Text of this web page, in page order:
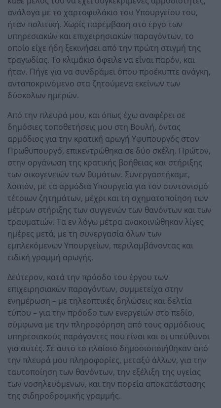
ανάλογα με το χαρτοφυλάκιο του Υπουργείου του,
ήταν πολιτική. Χωρίς παρέμβαση στο έργο των
υπηρεσιακών και επιχειρησιακών παραγόντων, το
οποίο είχε ήδη ξεκινήσει από την πρώτη στιγμή της
τραγωδίας. Το κλιμάκιο όφειλε να είναι παρόν, και
ήταν. Πήγε για να συνδράμει όπου προέκυπτε ανάγκη,
ανταποκρινόμενο στα ζητούμενα εκείνων των
δύσκολων ημερών.
Από την πλευρά μου, και όπως έχω αναφέρει σε
δημόσιες τοποθετήσεις μου στη Βουλή, όντας
αρμόδιος για την κρατική αρωγή Υφυπουργός στον
Πρωθυπουργό, επικεντρώθηκα σε δύο σκέλη. Πρώτον,
στην οργάνωση της κρατικής βοήθειας και στήριξης
των οικογενειών των θυμάτων. Συνεργαστήκαμε,
λοιπόν, με τα αρμόδια Υπουργεία για τον συντονισμό
τέτοιων ζητημάτων, μέχρι και τη σχηματοποίηση των
μέτρων στήριξης των συγγενών των θανόντων και των
τραυματιών. Τα εν λόγω μέτρα ανακοινώθηκαν λίγες
ημέρες μετά, με τη συνεργασία όλων των
εμπλεκόμενων Υπουργείων, περιλαμβάνοντας και
ειδική γραμμή αρωγής.
Δεύτερον, κατά την πρόοδο του έργου των
επιχειρησιακών παραγόντων, συμμετείχα στην
ενημέρωση – με τηλεοπτικές δηλώσεις και δελτία
τύπου – για την πρόοδο των ενεργειών στο πεδίο,
σύμφωνα με την πληροφόρηση από τους αρμόδιους
υπηρεσιακούς παράγοντες που είναι και οι υπεύθυνοι
για αυτές. Σε αυτό το πλαίσιο δημοσιοποιήθηκαν από
την πλευρά μου πληροφορίες, μεταξύ άλλων, για την
ταυτοποίηση των θανόντων, την εξέλιξη της υγείας
των νοσηλευόμενων, και την πορεία αποκατάστασης
της σιδηροδρομικής γραμμής.